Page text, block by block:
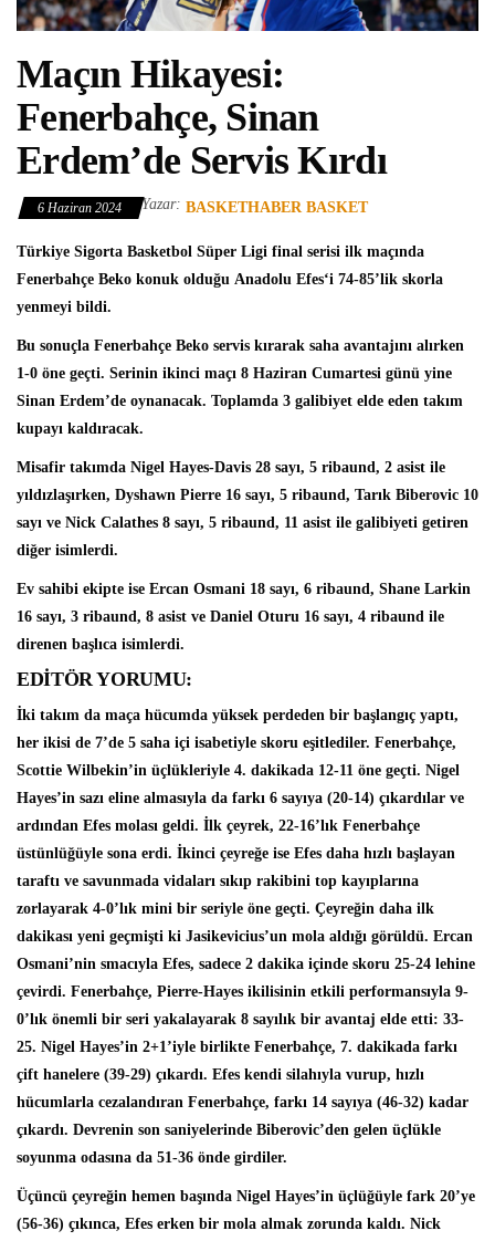
Maçın Hikayesi:
Fenerbahçe, Sinan
Erdem’de Servis Kırdı
6 Haziran 2024 Yazar: BASKETHABER BASKET
Türkiye Sigorta Basketbol Süper Ligi final serisi ilk maçında
Fenerbahçe Beko konuk olduğu Anadolu Efes‘i 74-85’lik skorla
yenmeyi bildi.
Bu sonuçla Fenerbahçe Beko servis kırarak saha avantajını alırken
1-0 öne geçti. Serinin ikinci maçı 8 Haziran Cumartesi günü yine
Sinan Erdem’de oynanacak. Toplamda 3 galibiyet elde eden takım
kupayı kaldıracak.
Misafir takımda Nigel Hayes-Davis 28 sayı, 5 ribaund, 2 asist ile
yıldızlaşırken, Dyshawn Pierre 16 sayı, 5 ribaund, Tarık Biberovic 10
sayı ve Nick Calathes 8 sayı, 5 ribaund, 11 asist ile galibiyeti getiren
diğer isimlerdi.
Ev sahibi ekipte ise Ercan Osmani 18 sayı, 6 ribaund, Shane Larkin
16 sayı, 3 ribaund, 8 asist ve Daniel Oturu 16 sayı, 4 ribaund ile
direnen başlıca isimlerdi.
EDİTÖR YORUMU:
İki takım da maça hücumda yüksek perdeden bir başlangıç yaptı,
her ikisi de 7’de 5 saha içi isabetiyle skoru eşitlediler. Fenerbahçe,
Scottie Wilbekin’in üçlükleriyle 4. dakikada 12-11 öne geçti. Nigel
Hayes’in sazı eline almasıyla da farkı 6 sayıya (20-14) çıkardılar ve
ardından Efes molası geldi. İlk çeyrek, 22-16’lık Fenerbahçe
üstünlüğüyle sona erdi. İkinci çeyreğe ise Efes daha hızlı başlayan
taraftı ve savunmada vidaları sıkıp rakibini top kayıplarına
zorlayarak 4-0’lık mini bir seriyle öne geçti. Çeyreğin daha ilk
dakikası yeni geçmişti ki Jasikevicius’un mola aldığı görüldü. Ercan
Osmani’nin smacıyla Efes, sadece 2 dakika içinde skoru 25-24 lehine
çevirdi. Fenerbahçe, Pierre-Hayes ikilisinin etkili performansıyla 9-
0’lık önemli bir seri yakalayarak 8 sayılık bir avantaj elde etti: 33-
25. Nigel Hayes’in 2+1’iyle birlikte Fenerbahçe, 7. dakikada farkı
çift hanelere (39-29) çıkardı. Efes kendi silahıyla vurup, hızlı
hücumlarla cezalandıran Fenerbahçe, farkı 14 sayıya (46-32) kadar
çıkardı. Devrenin son saniyelerinde Biberovic’den gelen üçlükle
soyunma odasına da 51-36 önde girdiler.
Üçüncü çeyreğin hemen başında Nigel Hayes’in üçlüğüyle fark 20’ye
(56-36) çıkınca, Efes erken bir mola almak zorunda kaldı. Nick